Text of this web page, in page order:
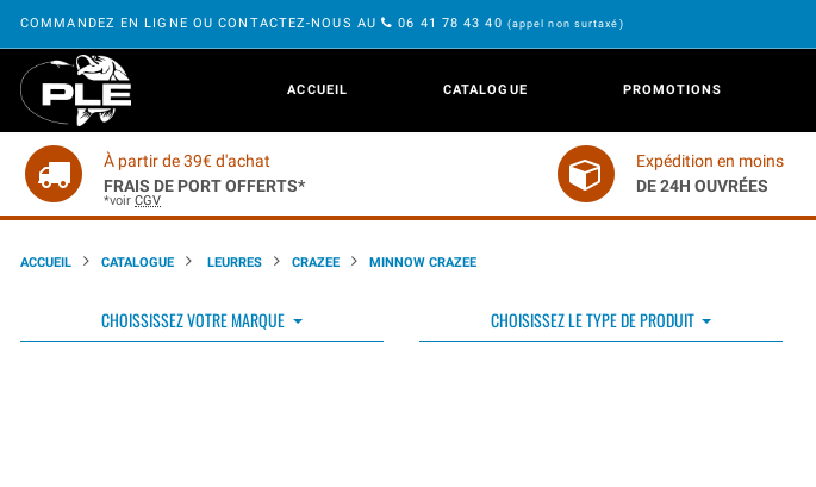
COMMANDEZ EN LIGNE OU CONTACTEZ-NOUS AU 06 41 78 43 40 (appel non surtaxé)
ACCUEIL CATALOGUE PROMOTIONS
À partir de 39€ d'achat
FRAIS DE PORT OFFERTS*
*voir CGV
Expédition en moins
DE 24H OUVRÉES
ACCUEIL CATALOGUE LEURRES CRAZEE MINNOW CRAZEE
CHOISSISSEZ VOTRE MARQUE CHOISISSEZ LE TYPE DE PRODUIT